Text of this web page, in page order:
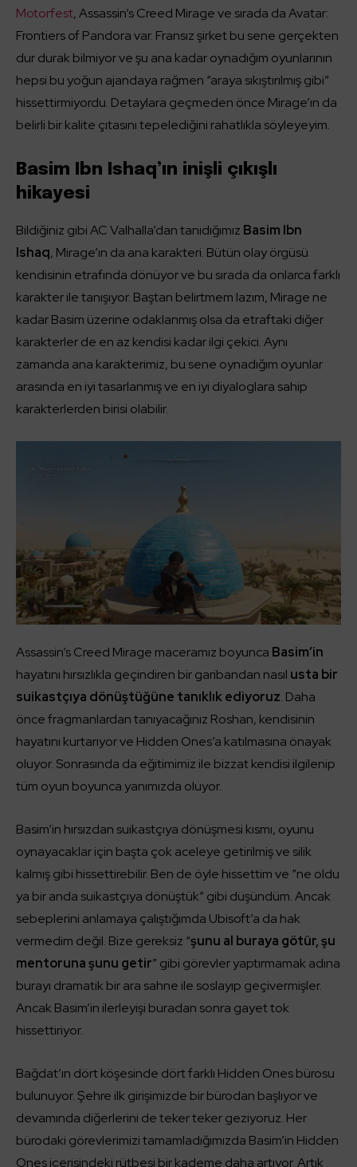
Motorfest, Assassin’s Creed Mirage ve sırada da Avatar:
Frontiers of Pandora var. Fransız şirket bu sene gerçekten
dur durak bilmiyor ve şu ana kadar oynadığım oyunlarının
hepsi bu yoğun ajandaya rağmen “araya sıkıştırılmış gibi”
hissettirmiyordu. Detaylara geçmeden önce Mirage’ın da
belirli bir kalite çıtasını tepelediğini rahatlıkla söyleyeyim.
Basim Ibn Ishaq’ın inişli çıkışlı
hikayesi
Bildiğiniz gibi AC Valhalla’dan tanıdığımız Basim Ibn
Ishaq, Mirage’ın da ana karakteri. Bütün olay örgüsü
kendisinin etrafında dönüyor ve bu sırada da onlarca farklı
karakter ile tanışıyor. Baştan belirtmem lazım, Mirage ne
kadar Basim üzerine odaklanmış olsa da etraftaki diğer
karakterler de en az kendisi kadar ilgi çekici. Aynı
zamanda ana karakterimiz, bu sene oynadığım oyunlar
arasında en iyi tasarlanmış ve en iyi diyaloglara sahip
karakterlerden birisi olabilir.
Assassin’s Creed Mirage maceramız boyunca Basim’in
hayatını hırsızlıkla geçindiren bir garibandan nasıl usta bir
suikastçıya dönüştüğüne tanıklık ediyoruz. Daha
önce fragmanlardan tanıyacağınız Roshan, kendisinin
hayatını kurtarıyor ve Hidden Ones’a katılmasına önayak
oluyor. Sonrasında da eğitimimiz ile bizzat kendisi ilgilenip
tüm oyun boyunca yanımızda oluyor.
Basim’in hırsızdan suikastçıya dönüşmesi kısmı, oyunu
oynayacaklar için başta çok aceleye getirilmiş ve silik
kalmış gibi hissettirebilir. Ben de öyle hissettim ve “ne oldu
ya bir anda suikastçıya dönüştük” gibi düşündüm. Ancak
sebeplerini anlamaya çalıştığımda Ubisoft’a da hak
vermedim değil. Bize gereksiz “şunu al buraya götür, şu
mentoruna şunu getir” gibi görevler yaptırmamak adına
burayı dramatik bir ara sahne ile soslayıp geçivermişler.
Ancak Basim’in ilerleyişi buradan sonra gayet tok
hissettiriyor.
Bağdat’ın dört köşesinde dört farklı Hidden Ones bürosu
bulunuyor. Şehre ilk girişimizde bir bürodan başlıyor ve
devamında diğerlerini de teker teker geziyoruz. Her
bürodaki görevlerimizi tamamladığımızda Basim’in Hidden
Ones içerisindeki rütbesi bir kademe daha artıyor. Artık